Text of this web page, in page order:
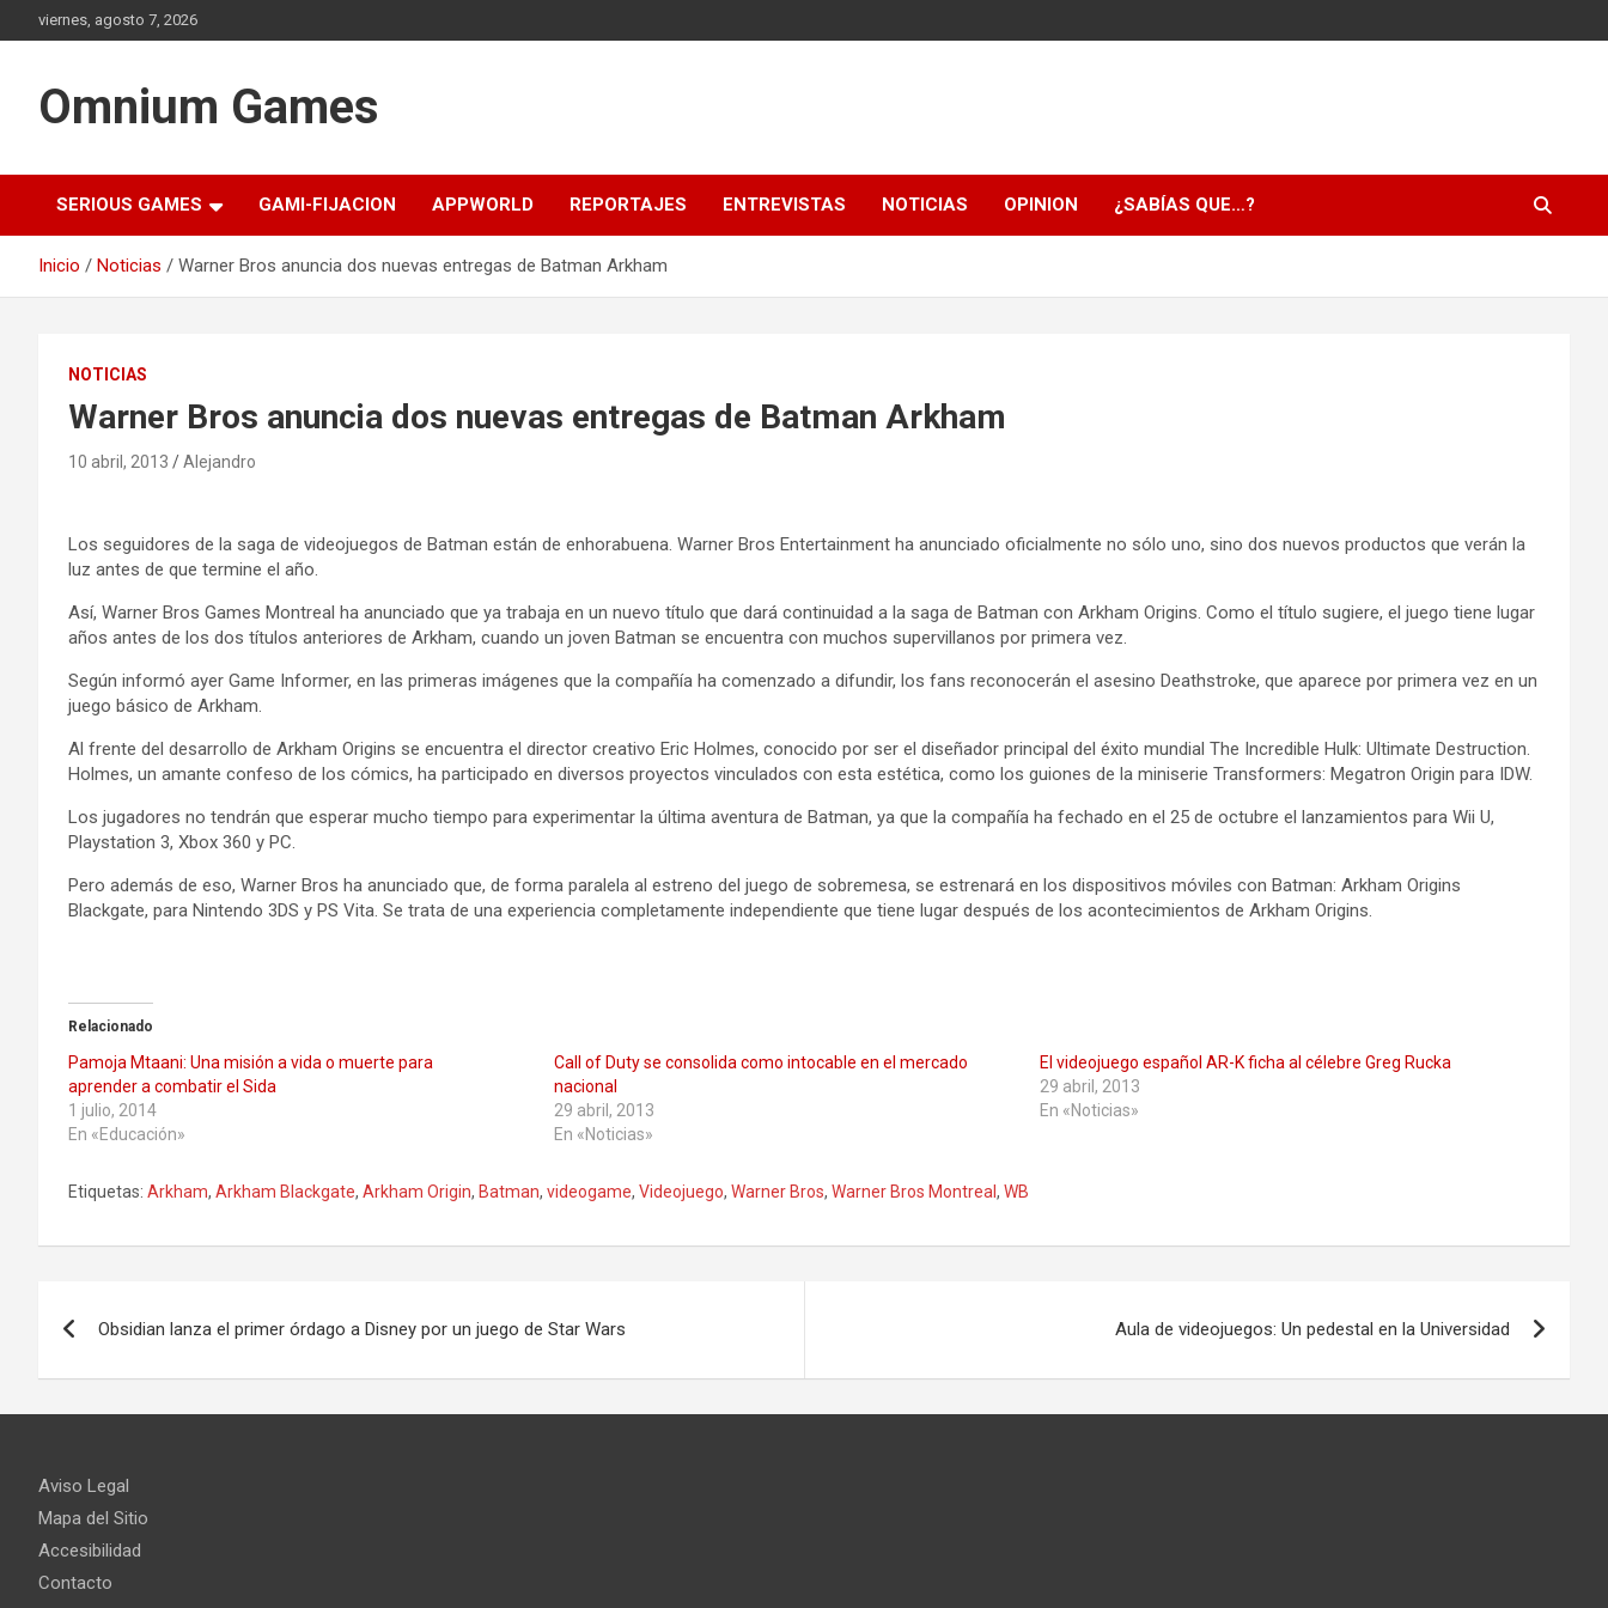
al
viernes, agosto 7, 2026
Omnium Games
SERIOUS GAMES GAMI-FIJACION APPWORLD REPORTAJES ENTREVISTAS NOTICIAS OPINION ¿SABÍAS QUE…?
Inicio Noticias Warner Bros anuncia dos nuevas entregas de Batman Arkham
NOTICIAS
Warner Bros anuncia dos nuevas entregas de Batman Arkham
10 abril, 2013 Alejandro
Los seguidores de la saga de videojuegos de Batman están de enhorabuena. Warner Bros Entertainment ha anunciado oficialmente no sólo uno, sino dos nuevos productos que verán la
luz antes de que termine el año.
Así, Warner Bros Games Montreal ha anunciado que ya trabaja en un nuevo título que dará continuidad a la saga de Batman con Arkham Origins. Como el título sugiere, el juego tiene lugar
años antes de los dos títulos anteriores de Arkham, cuando un joven Batman se encuentra con muchos supervillanos por primera vez.
Según informó ayer Game Informer, en las primeras imágenes que la compañía ha comenzado a difundir, los fans reconocerán el asesino Deathstroke, que aparece por primera vez en un
juego básico de Arkham.
Al frente del desarrollo de Arkham Origins se encuentra el director creativo Eric Holmes, conocido por ser el diseñador principal del éxito mundial The Incredible Hulk: Ultimate Destruction.
Holmes, un amante confeso de los cómics, ha participado en diversos proyectos vinculados con esta estética, como los guiones de la miniserie Transformers: Megatron Origin para IDW.
Los jugadores no tendrán que esperar mucho tiempo para experimentar la última aventura de Batman, ya que la compañía ha fechado en el 25 de octubre el lanzamientos para Wii U,
Playstation 3, Xbox 360 y PC.
Pero además de eso, Warner Bros ha anunciado que, de forma paralela al estreno del juego de sobremesa, se estrenará en los dispositivos móviles con Batman: Arkham Origins
Blackgate, para Nintendo 3DS y PS Vita. Se trata de una experiencia completamente independiente que tiene lugar después de los acontecimientos de Arkham Origins.
Relacionado
Pamoja Mtaani: Una misión a vida o muerte para
aprender a combatir el Sida
1 julio, 2014
En «Educación»
Call of Duty se consolida como intocable en el mercado
nacional
29 abril, 2013
En «Noticias»
El videojuego español AR-K ficha al célebre Greg Rucka
29 abril, 2013
En «Noticias»
Etiquetas: Arkham, Arkham Blackgate, Arkham Origin, Batman, videogame, Videojuego, Warner Bros, Warner Bros Montreal , WB
de
entradas
Obsidian lanza el primer órdago a Disney por un juego de Star Wars Aula de videojuegos: Un pedestal en la Universidad
Aviso Legal
Mapa del Sitio
Accesibilidad
Contacto